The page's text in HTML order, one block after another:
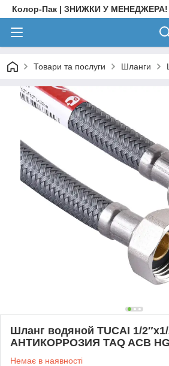
Колор-Пак | ЗНИЖКИ У МЕНЕДЖЕРА!
Товари та послуги Шланги
Шланг водяной TUCAI 1/
АНТИКОРРОЗИЯ TAQ ACB
Немає в наявності